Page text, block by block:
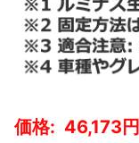
46,173